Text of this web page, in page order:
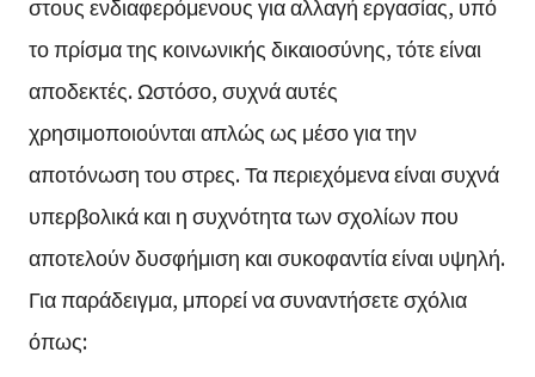
το πρίσμα της κοινωνικής δικαιοσύνης, τότε είναι
αποδεκτές. Ωστόσο, συχνά αυτές
χρησιμοποιούνται απλώς ως μέσο για την
αποτόνωση του στρες. Τα περιεχόμενα είναι συχνά
υπερβολικά και η συχνότητα των σχολίων που
αποτελούν δυσφήμιση και συκοφαντία είναι υψηλή.
Για παράδειγμα, μπορεί να συναντήσετε σχόλια
όπως: